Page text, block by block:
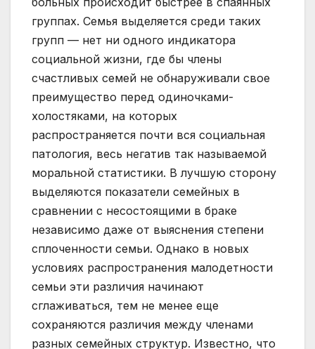
группах. Семья выделяется среди таких
групп — нет ни одного индикатора
социальной жизни, где бы члены
счастливых семей не обнаруживали свое
преимущество перед одиночками-
холостяками, на которых
распространяется почти вся социальная
патология, весь негатив так называемой
моральной статистики. В лучшую сторону
выделяются показатели семейных в
сравнении с несостоящими в браке
независимо даже от выяснения степени
сплоченности семьи. Однако в новых
условиях распространения малодетности
семьи эти различия начинают
сглаживаться, тем не менее еще
сохраняются различия между членами
разных семейных структур. Известно, что